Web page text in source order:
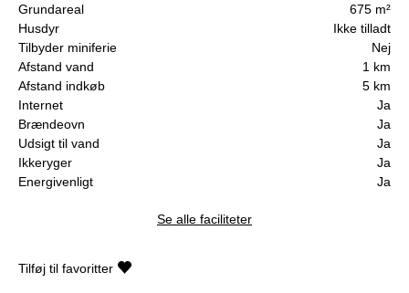
Grundareal
675 m²
Husdyr
Ikke tilladt
Tilbyder miniferie
Nej
Afstand vand
1 km
Afstand indkøb
5 km
Internet
Ja
Brændeovn
Ja
Udsigt til vand
Ja
Ikkeryger
Ja
Energivenligt
Ja
Se alle faciliteter
Tilføj til favoritter